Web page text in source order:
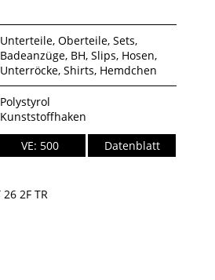
Unterteile, Oberteile, Sets,
Badeanzüge, BH, Slips, Hosen,
Unterröcke, Shirts, Hemdchen
Polystyrol
Kunststoffhaken
VE: 500 Datenblatt